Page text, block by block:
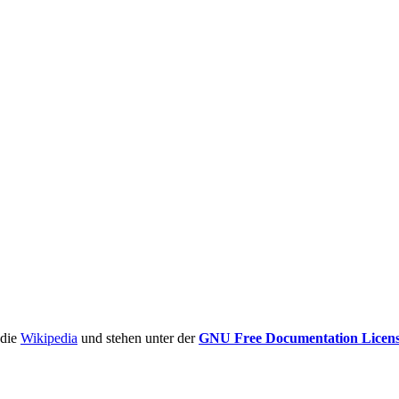
Wikipedia und stehen unter derGNU Free Documentation